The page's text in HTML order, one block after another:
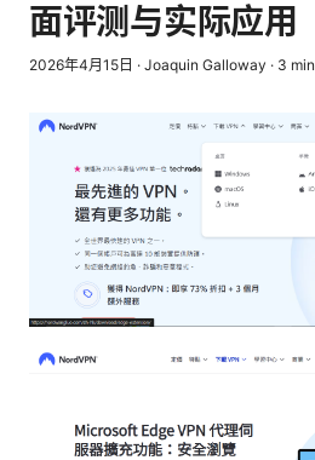
面评测与实际应用
2026年4月15日 · Joaquin Galloway · 3 min